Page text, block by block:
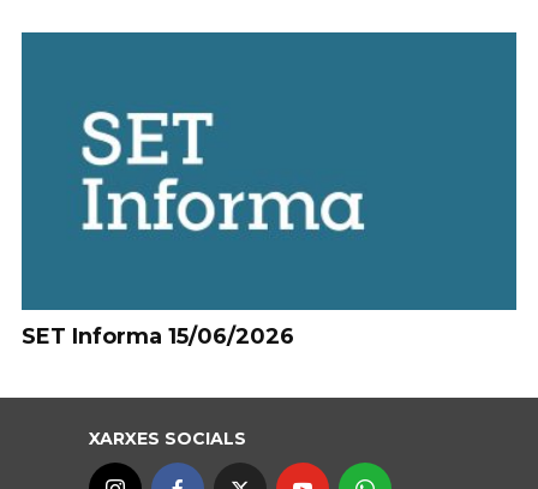
SET Informa 15/06/2026
XARXES SOCIALS